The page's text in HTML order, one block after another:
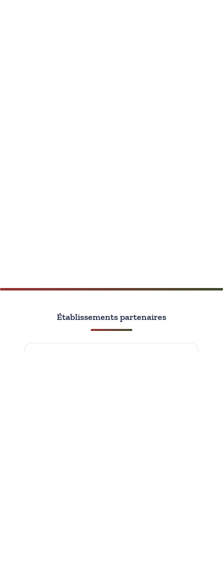
Établissements partenaires